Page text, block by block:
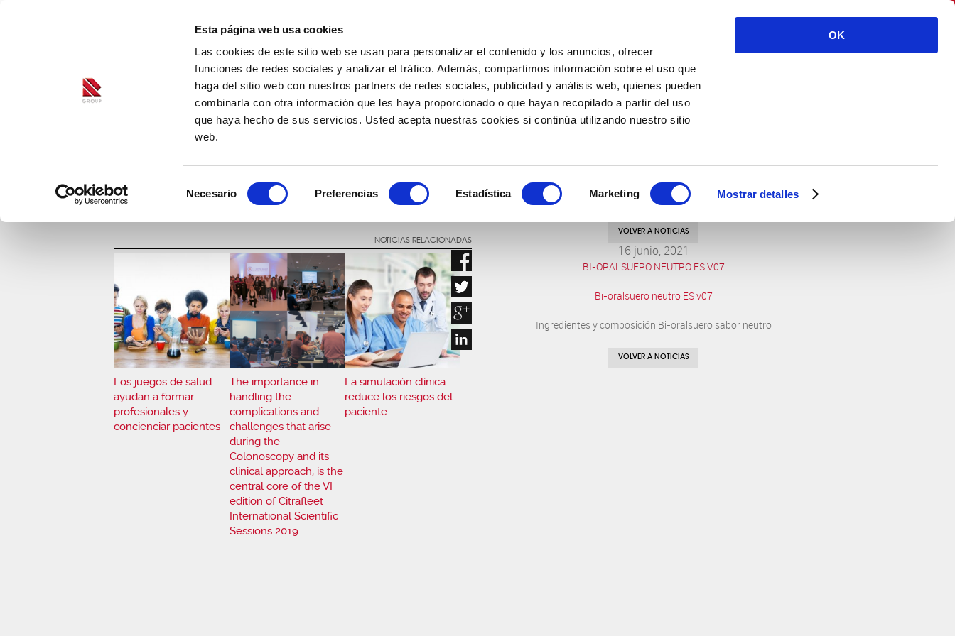
Esta página web usa cookies
Las cookies de este sitio web se usan para personalizar el contenido y los anuncios, ofrecer
funciones de redes sociales y analizar el tráfico. Además, compartimos información sobre el uso que
haga del sitio web con nuestros partners de redes sociales, publicidad y análisis web, quienes pueden
combinarla con otra información que les haya proporcionado o que hayan recopilado a partir del uso
que haya hecho de sus servicios. Usted acepta nuestras cookies si continúa utilizando nuestro sitio
web.
de
Necesario Preferencias Estadística Marketing Mostrar detalles
OK
COMPAÑÍA PRODUCTOS FARMACOVIGILANCIA
INVESTIGACIÓN PARA EL BIENESTAR
NOTICIAS RELACIONADAS
Los juegos de salud
ayudan a formar
profesionales y
concienciar pacientes
The importance in
handling the
complications and
challenges that arise
during the
Colonoscopy and its
clinical approach, is the
central core of the VI
edition of Citrafleet
International Scientific
Sessions 2019
La simulación clínica
reduce los riesgos del
paciente
VOLVER A NOTICIAS
16 junio, 2021
BI-ORALSUERO NEUTRO ES V07
Bi-oralsuero neutro ES v07
Ingredientes y composición Bi-oralsuero sabor neutro
VOLVER A NOTICIAS